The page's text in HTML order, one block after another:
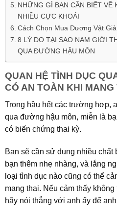
NHỮNG GÌ BẠN CẦN BIẾT VỀ
NHIỀU CỰC KHOÁI
Cách Chọn Mua Dương Vật
8 LÝ DO TẠI SAO NAM GIỚI
QUA ĐƯỜNG HẬU MÔN
QUAN HỆ TÌNH DỤC
CÓ AN TOÀN KHI
Trong hầu hết các trường hợp,
qua đường hậu môn, miễn là
có biến chứng thai kỳ.
Bạn sẽ cần sử dụng nhiều chất
bạn thêm nhẹ nhàng, và lắng
loại tình dục nào cũng có thể
mang thai. Nếu cảm thấy
hãy nói thẳng với anh ấy để